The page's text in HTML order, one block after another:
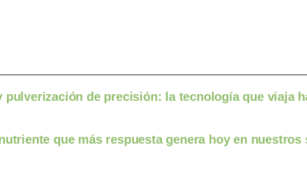
pulverización de precisión: la tecnología que viaja
que más respuesta genera hoy en